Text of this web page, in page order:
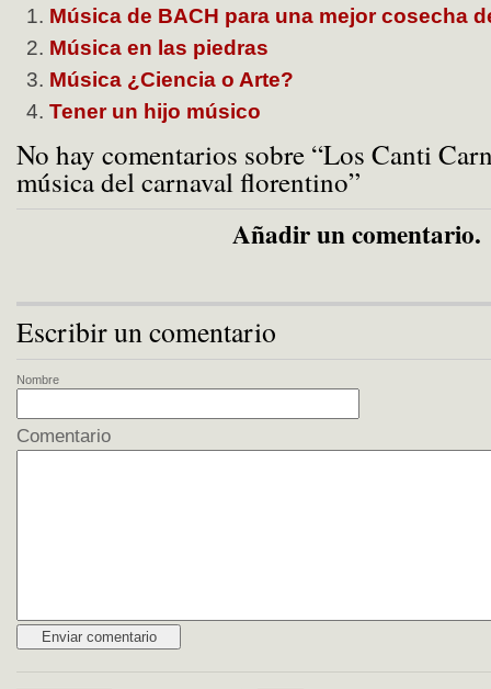
Música de BACH para una mejor cosecha
Música en las piedras
Música ¿Ciencia o Arte?
Tener un hijo músico
No hay comentarios sobre “Los Canti
música del carnaval florentino”
Añadir un comentario.
Escribir un comentario
Nombre
Comentario